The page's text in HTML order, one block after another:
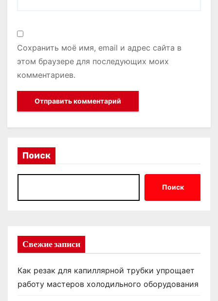
Сохранить моё имя, email и адрес сайта в
этом браузере для последующих моих
комментариев.
Поиск
Поиск
Свежие записи
Как резак для капиллярной трубки упрощает
работу мастеров холодильного оборудования